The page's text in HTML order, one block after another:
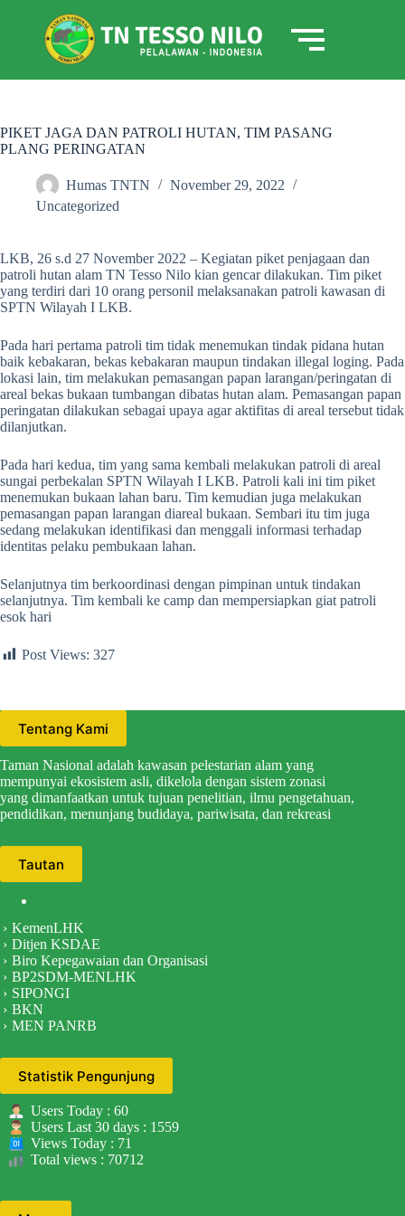
PIKET JAGA DAN PATROLI HUTAN, TIM PASANG
PLANG PERINGATAN
Humas TNTN
November 29, 2022
Uncategorized
LKB, 26 s.d 27 November 2022 – Kegiatan piket penjagaan dan
patroli hutan alam TN Tesso Nilo kian gencar dilakukan. Tim piket
yang terdiri dari 10 orang personil melaksanakan patroli kawasan di
SPTN Wilayah I LKB.
Pada hari pertama patroli tim tidak menemukan tindak pidana hutan
baik kebakaran, bekas kebakaran maupun tindakan illegal loging. Pada
lokasi lain, tim melakukan pemasangan papan larangan/peringatan di
areal bekas bukaan tumbangan dibatas hutan alam. Pemasangan papan
peringatan dilakukan sebagai upaya agar aktifitas di areal tersebut tidak
dilanjutkan.
Pada hari kedua, tim yang sama kembali melakukan patroli di areal
sungai perbekalan SPTN Wilayah I LKB. Patroli kali ini tim piket
menemukan bukaan lahan baru. Tim kemudian juga melakukan
pemasangan papan larangan diareal bukaan. Sembari itu tim juga
sedang melakukan identifikasi dan menggali informasi terhadap
identitas pelaku pembukaan lahan.
Selanjutnya tim berkoordinasi dengan pimpinan untuk tindakan
selanjutnya. Tim kembali ke camp dan mempersiapkan giat patroli
esok hari
Post Views: 327
Tentang Kami
Taman Nasional adalah kawasan pelestarian alam yang
mempunyai ekosistem asli, dikelola dengan sistem zonasi
yang dimanfaatkan untuk tujuan penelitian, ilmu pengetahuan,
pendidikan, menunjang budidaya, pariwisata, dan rekreasi
Tautan
KemenLHK
Ditjen KSDAE
Biro Kepegawaian dan Organisasi
BP2SDM-MENLHK
SIPONGI
BKN
MEN PANRB
Statistik Pengunjung
Users Today : 60
Users Last 30 days : 1559
Views Today : 71
Total views : 70712